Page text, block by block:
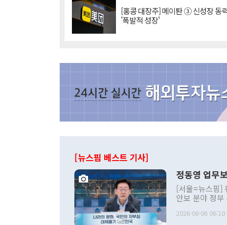
[홍콩 대장주] 메이퇀 ③ 신성장 동
'폭발적 성장'
[뉴스핌 베스트 기사]
정동영 업무
[서울=뉴스핌]
안보 분야 정
발언 중에는 정
2026-08-06 06:10